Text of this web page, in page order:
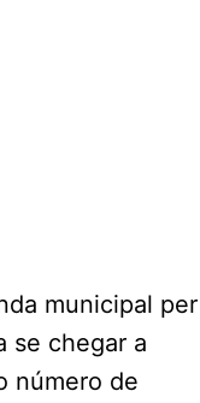
municipal per
se chegar a
número de